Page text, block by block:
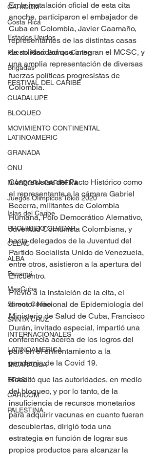
CARICOM
Costa Rica
Estados Unidos
Puerto Rico: Somos Caribe
Brigadas
FESTIVAL DEL CARIBE
GUADALUPE
BLOQUEO
MOVIMIENTO CONTINENTAL
LATINOAMERIC
GRANADA
ONU
DIÁSPORA CARIBEÑA
Juegos Olímpicos Tokio 2020
Islas del Caribe
PROHIBIDO OLVIDAR
CELAC
ALBA
Panamá
MasCuba
Somos Caribe
SANTA CRUZ
INTERNACIONALES
LATINOAMERICA
NICARAGUA
BRASIL
CARICOM
PALESTINA
En la instalación oficial de esta cita
anoche, participaron el embajador de
Cuba en Colombia, Javier Caamaño,
representantes de las distintas casas
de solidaridad que integran el MCSC, y
una amplia representación de diversas
fuerzas políticas progresistas de
Colombia.
Congresistas del Pacto Histórico como
el representante a la cámara Gabriel
Becerra, militantes de Colombia
Humana, Polo Democrático Alernativo,
Juventud Comunista Colombiana, y
hasta delegados de la Juventud del
Partido Socialista Unido de Venezuela,
entre otros, asistieron a la apertura del
Encuentro.
Previo a la instalción de la cita, el
director Nacional de Epidemiología del
Ministerio de Salud de Cuba, Francisco
Durán, invitado especial, impartió una
conferencia acerca de los logros del
país en el enfrentamiento a la
pandemia de la Covid 19.
Resaltó que las autoridades, en medio
del bloqueo, y por lo tanto, de la
insuficiencia de recursos monetarios
para adquirir vacunas en cuanto fueran
descubiertas, dirigió toda una
estrategia en función de lograr sus
propios productos para alcanzar la